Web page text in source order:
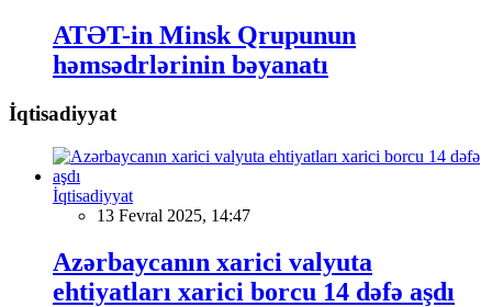
ATƏT-in Minsk Qrupunun
həmsədrlərinin bəyanatı
İqtisadiyyat
İqtisadiyyat
13 Fevral 2025, 14:47
Azərbaycanın xarici valyuta
ehtiyatları xarici borcu 14 dəfə aşdı